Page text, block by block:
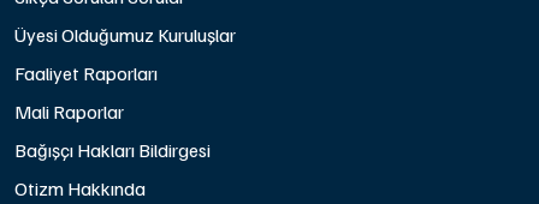
Üyesi Olduğumuz Kuruluşlar
Faaliyet Raporları
Mali Raporlar
Bağışçı Hakları Bildirgesi
Otizm Hakkında